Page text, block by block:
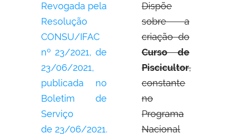
Revogada pela
Resolução
CONSU/IFAC
nº 23/2021, de
23/06/2021,
publicada no
Boletim de
Serviço
de 23/06/2021.
Dispõe
sobre a
criação do
Curso de
Piscicultor,
constante
no
Programa
Nacional